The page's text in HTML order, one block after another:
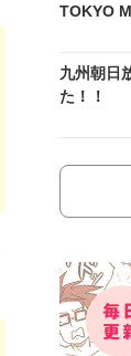
TOKYO
九州朝日
た！！